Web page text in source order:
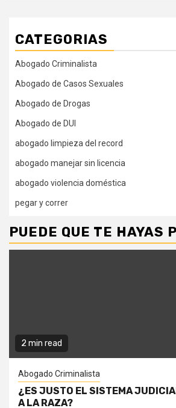
CATEGORIAS
Abogado Criminalista
Abogado de Casos Sexuales
Abogado de Drogas
Abogado de DUI
abogado limpieza del record
abogado manejar sin licencia
abogado violencia doméstica
pegar y correr
PUEDE QUE TE HAYAS
2 min read
Abogado Criminalista
¿ES JUSTO EL SISTEMA
A LA RAZA?